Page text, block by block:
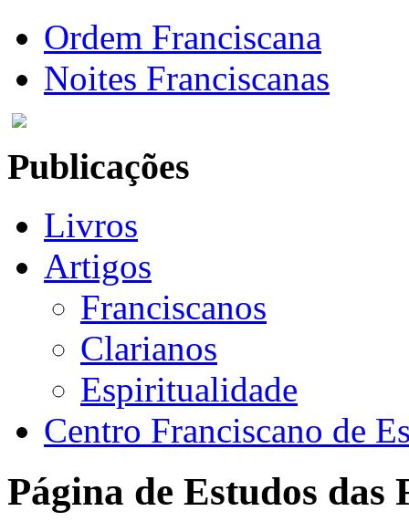
Ordem Franciscana
Noites Franciscanas
Publicações
Livros
Artigos
Franciscanos
Clarianos
Espiritualidade
Centro Franciscano de
Página de Estudos das